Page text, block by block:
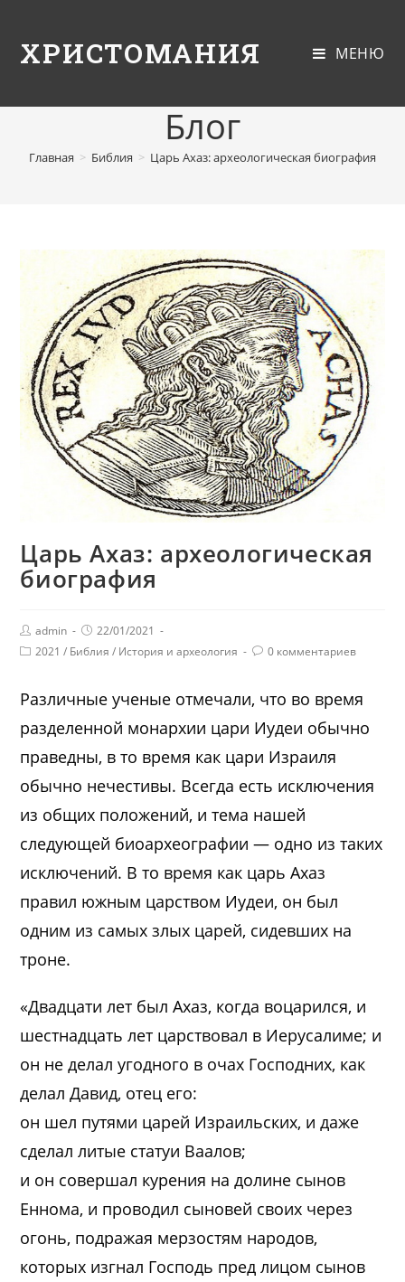
ХРИСТОМАНИЯ МЕНЮ
Блог
Главная > Библия > Царь Ахаз: археологическая биография
Царь Ахаз: археологическая
биография
admin
22/01/2021
2021 / Библия / История и археология 0 комментариев
Различные ученые отмечали, что во время
разделенной монархии цари Иудеи обычно
праведны, в то время как цари Израиля
обычно нечестивы. Всегда есть исключения
из общих положений, и тема нашей
следующей биоархеографии — одно из таких
исключений. В то время как царь Ахаз
правил южным царством Иудеи, он был
одним из самых злых царей, сидевших на
троне.
«Двадцати лет был Ахаз, когда воцарился, и
шестнадцать лет царствовал в Иерусалиме; и
он не делал угодного в очах Господних, как
делал Давид, отец его:
он шел путями царей Израильских, и даже
сделал литые статуи Ваалов;
и он совершал курения на долине сынов
Еннома, и проводил сыновей своих через
огонь, подражая мерзостям народов,
которых изгнал Господь пред лицом сынов